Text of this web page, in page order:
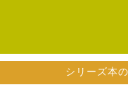
シリーズ本